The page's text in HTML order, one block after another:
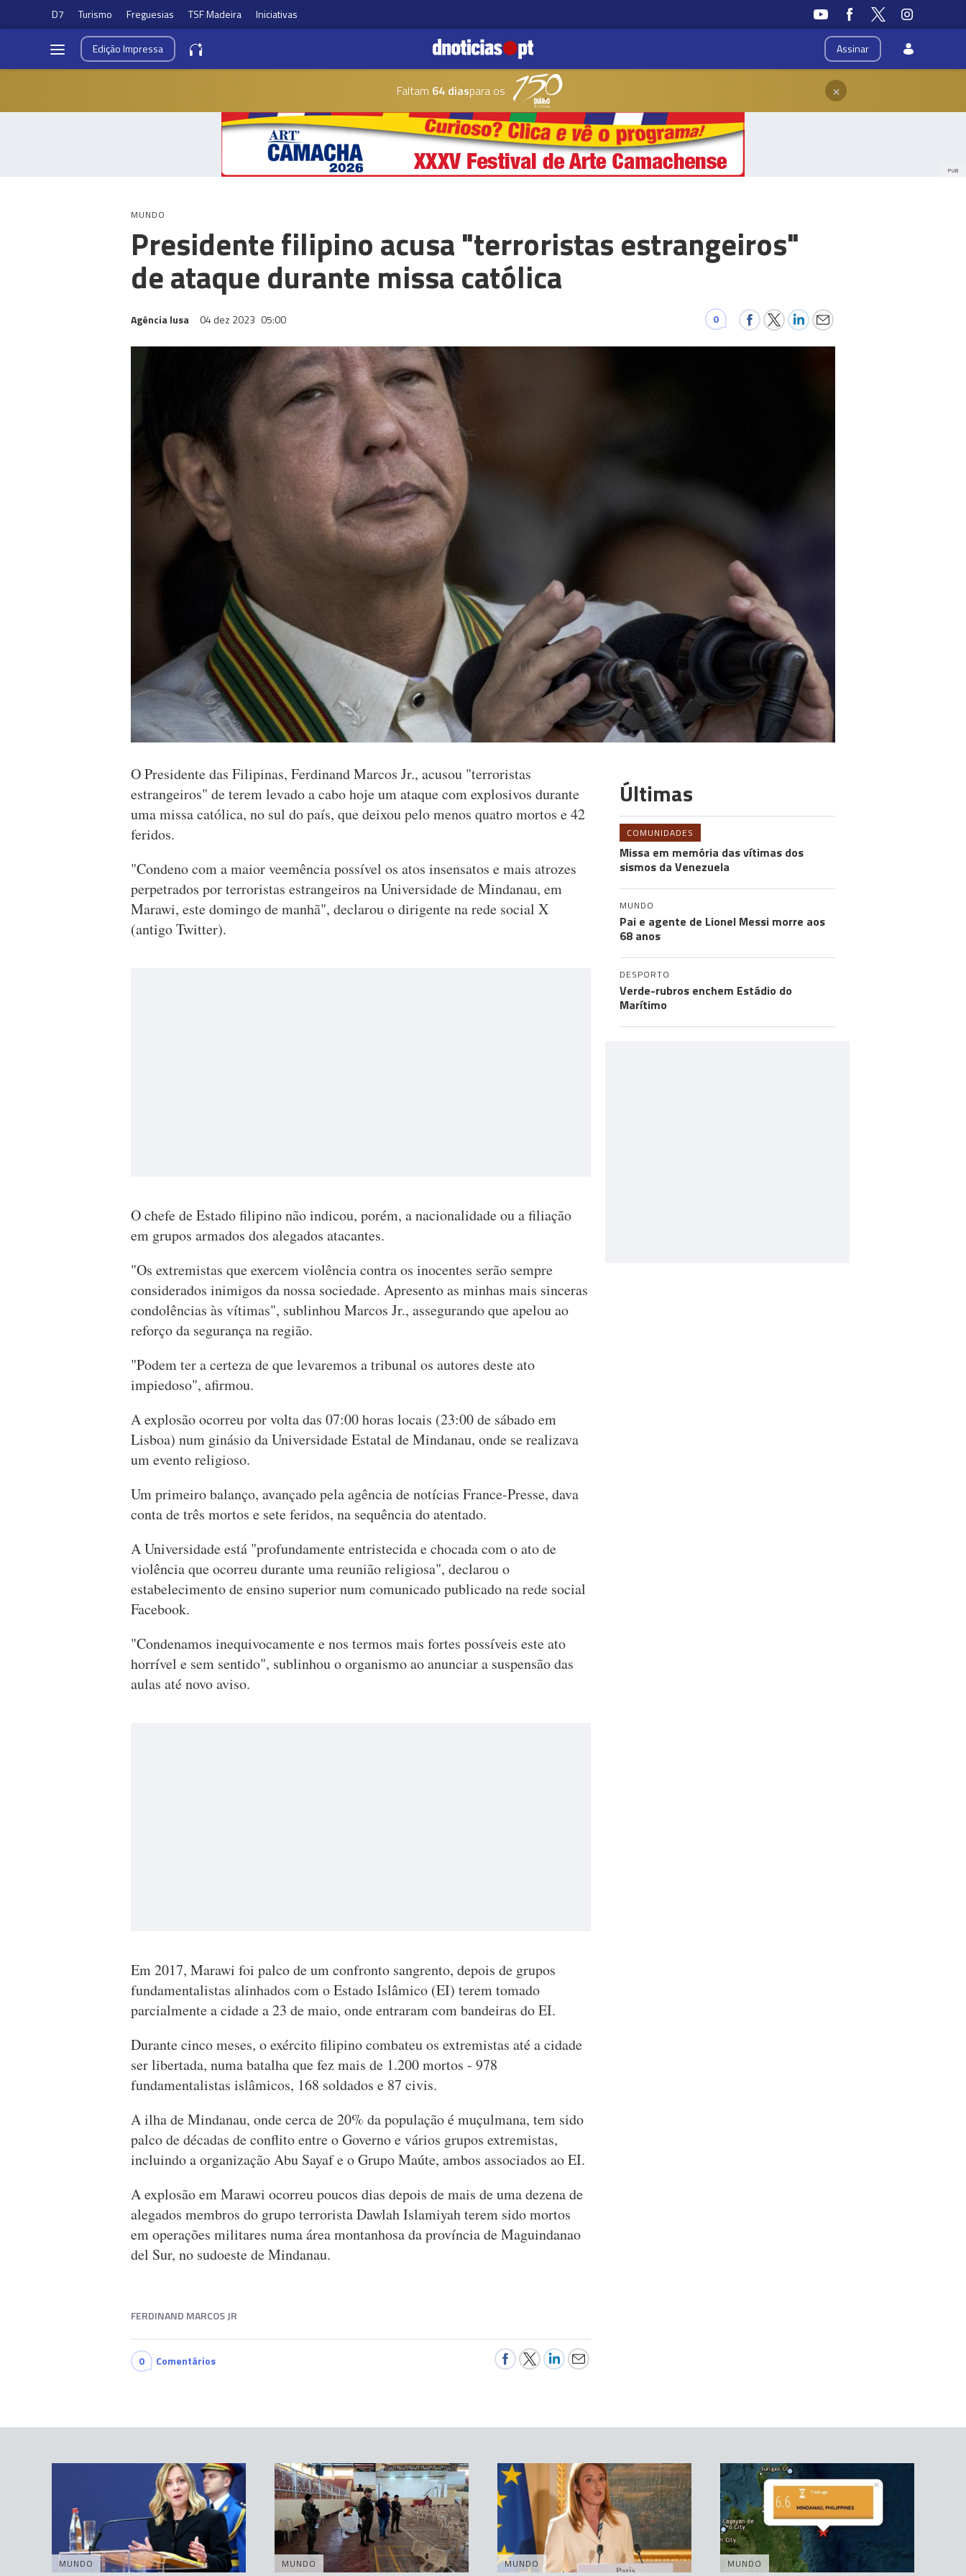
D7 Turismo Freguesias TSF Madeira Iniciativas
Assinar
EdiçãoImpressa
Faltam 64 diaspara os ×
PUB
MUNDO
Presidente filipino acusa "terroristas estrangeiros"
de ataque durante missa católica
Agência lusa 04 dez 2023 05:00 0
O Presidente das Filipinas, Ferdinand Marcos Jr., acusou "terroristas
estrangeiros" de terem levado a cabo hoje um ataque com explosivos durante
uma missa católica, no sul do país, que deixou pelo menos quatro mortos e 42
feridos.
"Condeno com a maior veemência possível os atos insensatos e mais atrozes
perpetrados por terroristas estrangeiros na Universidade de Mindanau, em
Marawi, este domingo de manhã", declarou o dirigente na rede social X
(antigo Twitter).
O chefe de Estado filipino não indicou, porém, a nacionalidade ou a filiação
em grupos armados dos alegados atacantes.
"Os extremistas que exercem violência contra os inocentes serão sempre
considerados inimigos da nossa sociedade. Apresento as minhas mais sinceras
condolências às vítimas", sublinhou Marcos Jr., assegurando que apelou ao
reforço da segurança na região.
"Podem ter a certeza de que levaremos a tribunal os autores deste ato
impiedoso", afirmou.
A explosão ocorreu por volta das 07:00 horas locais (23:00 de sábado em
Lisboa) num ginásio da Universidade Estatal de Mindanau, onde se realizava
um evento religioso.
Um primeiro balanço, avançado pela agência de notícias France-Presse, dava
conta de três mortos e sete feridos, na sequência do atentado.
A Universidade está "profundamente entristecida e chocada com o ato de
violência que ocorreu durante uma reunião religiosa", declarou o
estabelecimento de ensino superior num comunicado publicado na rede social
Facebook.
"Condenamos inequivocamente e nos termos mais fortes possíveis este ato
horrível e sem sentido", sublinhou o organismo ao anunciar a suspensão das
aulas até novo aviso.
Em 2017, Marawi foi palco de um confronto sangrento, depois de grupos
fundamentalistas alinhados com o Estado Islâmico (EI) terem tomado
parcialmente a cidade a 23 de maio, onde entraram com bandeiras do EI.
Durante cinco meses, o exército filipino combateu os extremistas até a cidade
ser libertada, numa batalha que fez mais de 1.200 mortos - 978
fundamentalistas islâmicos, 168 soldados e 87 civis.
A ilha de Mindanau, onde cerca de 20% da população é muçulmana, tem sido
palco de décadas de conflito entre o Governo e vários grupos extremistas,
incluindo a organização Abu Sayaf e o Grupo Maúte, ambos associados ao EI.
A explosão em Marawi ocorreu poucos dias depois de mais de uma dezena de
alegados membros do grupo terrorista Dawlah Islamiyah terem sido mortos
em operações militares numa área montanhosa da província de Maguindanao
del Sur, no sudoeste de Mindanau.
FERDINAND MARCOS JR
0 Comentários
Últimas
COMUNIDADES
Missa em memória das vítimas dos
sismos da Venezuela
MUNDO
Pai e agente de Lionel Messi morre aos
68 anos
DESPORTO
Verde-rubros enchem Estádio do
Marítimo
MUNDO MUNDO MUNDO MUNDO